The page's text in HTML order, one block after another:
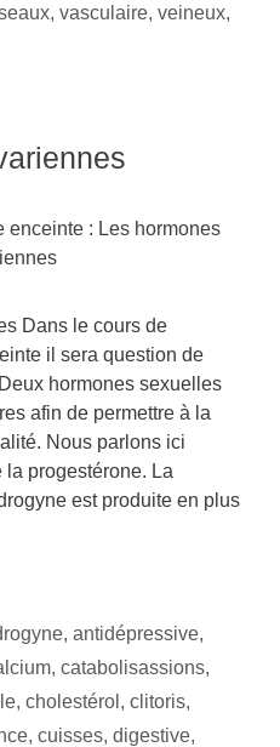
, vasculaire, veineux,
Dans le cours de
il sera question de
hormones sexuelles
afin de permettre à la
Nous parlons ici
progestérone. La
est produite en plus
, antidépressive,
, catabolisassions,
, cholestérol , clitoris,
, cuisses, digestive,